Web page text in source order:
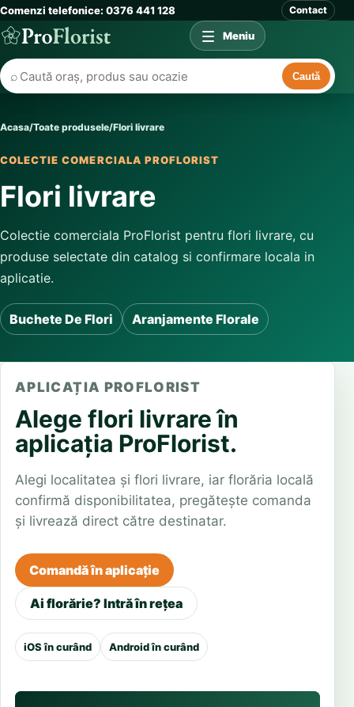
Comenzi telefonice: 0376 441 128 Contact
⌕ Caută
Meniu
Acasa/Toate produsele/Flori livrare
COLECTIE COMERCIALA PROFLORIST
Flori livrare
Colectie comerciala ProFlorist pentru flori livrare, cu
produse selectate din catalog si confirmare locala in
aplicatie.
Buchete De Flori Aranjamente Florale
APLICAȚIA PROFLORIST
Alege flori livrare în
aplicația ProFlorist.
Alegi localitatea și flori livrare, iar florăria locală
confirmă disponibilitatea, pregătește comanda
și livrează direct către destinatar.
Comandă în aplicație
Ai florărie? Intră în rețea
iOS în curând Android în curând